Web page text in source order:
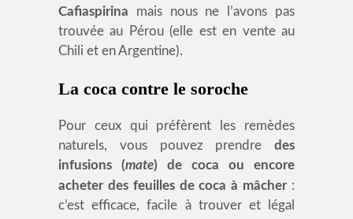
Cafiaspirina mais nous ne l’avons pas
trouvée au Pérou (elle est en vente au
Chili et en Argentine).
La coca contre le soroche
Pour ceux qui préfèrent les remèdes
naturels, vous pouvez prendre des
infusions (mate) de coca ou encore
acheter des feuilles de coca à mâcher:
c’est efficace, facile à trouver et légal